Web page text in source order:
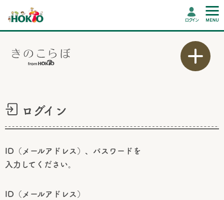
ログイン
ログイン
ID（メールアドレス）、パスワードを
入力してください。
ID（メールアドレス）